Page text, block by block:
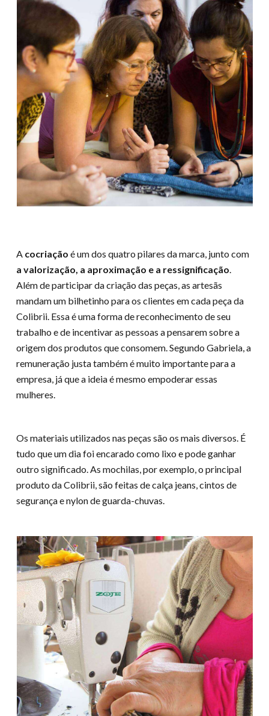
A cocriação é um dos quatro pilares da marca, junto com
a valorização, a aproximação e a ressignificação.
Além de participar da criação das peças, as artesãs
mandam um bilhetinho para os clientes em cada peça da
Colibrii. Essa é uma forma de reconhecimento de seu
trabalho e de incentivar as pessoas a pensarem sobre a
origem dos produtos que consomem. Segundo Gabriela, a
remuneração justa também é muito importante para a
empresa, já que a ideia é mesmo empoderar essas
mulheres.
Os materiais utilizados nas peças são os mais diversos. É
tudo que um dia foi encarado como lixo e pode ganhar
outro significado. As mochilas, por exemplo, o principal
produto da Colibrii, são feitas de calça jeans, cintos de
segurança e nylon de guarda-chuvas.